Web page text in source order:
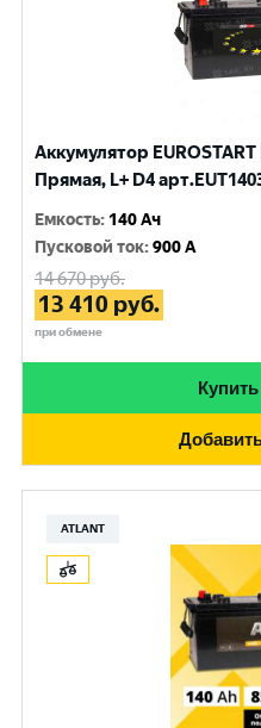
Аккумулятор
Прямая, L+ D4
Емкость: 140 Ач
Пусковой ток:900 A
14 670руб.
13 410 руб.
при обмене
ATLANT